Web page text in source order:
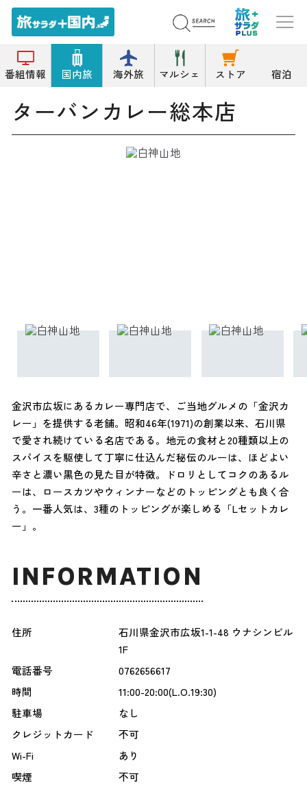
番組情報 国内旅 海外旅 マルシェ ストア 宿泊
トップ カレー ターバンカレー総本店
ターバンカレー総本店
金沢市広坂にあるカレー専門店で、ご当地グルメの「金沢カ
レー」を提供する老舗。昭和46年(1971)の創業以来、石川県
で愛され続けている名店である。地元の食材と20種類以上の
スパイスを駆使して丁寧に仕込んだ秘伝のルーは、ほどよい
辛さと濃い黒色の見た目が特徴。ドロリとしてコクのあるル
ーは、ロースカツやウィンナーなどのトッピングとも良く合
う。一番人気は、3種のトッピングが楽しめる「Lセットカレ
ー」。
INFORMATION
住所
石川県金沢市広坂1-1-48 ウナシンビル
1F
電話番号
0762656617
時間
11:00-20:00(L.O.19:30)
駐車場
なし
クレジットカード
不可
Wi-Fi
あり
喫煙
不可